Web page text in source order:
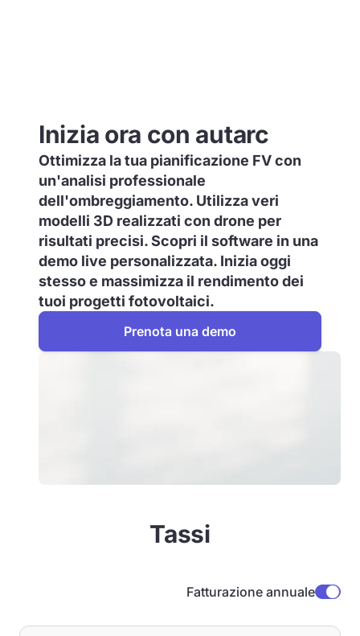
Inizia ora con autarc
Ottimizza la tua pianificazione FV con
un'analisi professionale
dell'ombreggiamento. Utilizza veri
modelli 3D realizzati con drone per
risultati precisi. Scopri il software in una
demo live personalizzata. Inizia oggi
stesso e massimizza il rendimento dei
tuoi progetti fotovoltaici.
Prenota una demo
Tassi
Fatturazione annuale